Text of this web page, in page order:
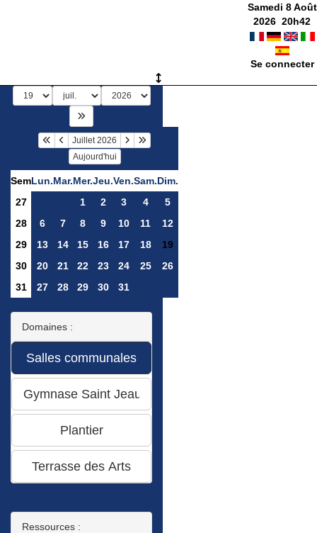
Samedi 8 Août
2026 20h42
Se connecter
Juillet 2026
Aujourd'hui
SemLun.Mar.Mer.Jeu.Ven.Sam.Dim.
27
1 2 3 4
5
28
6 7 8 9 10 11
12
29
13 14 15 16 17 18
19
30
20 21 22 23 24 25
26
31
27 28 29 30 31
Domaines :
Ressources :